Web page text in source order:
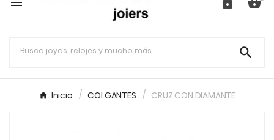

Inicio COLGANTES CRUZ CON DIAMANTE